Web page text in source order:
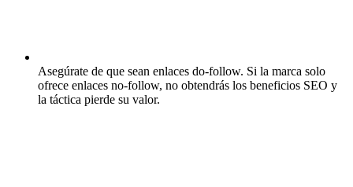
Asegúrate de que sean enlaces do-follow. Si la marca solo
ofrece enlaces no-follow, no obtendrás los beneficios SEO y
la táctica pierde su valor.